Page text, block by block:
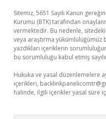
Sitemiz, 5651 Sayılı Kanun
Kurumu (BTK) tarafından
vermektedir. Bu nedenle,
veya araştırma yükümlülüğümüz
yazdıkları içeriklerin
bu sorumluluğu kabul etmiş
Hukuka ve yasal düzenlemelere
içerikleri,
halinde, ilgili içerikler yasal süre